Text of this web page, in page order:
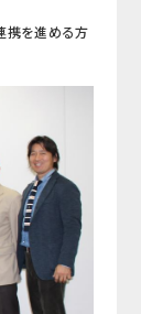
携を進める方